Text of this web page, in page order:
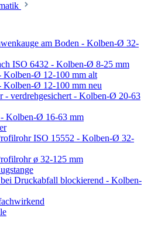
am Boden - Kolben-Ø 32-
ISO 6432 - Kolben-Ø 8-25 mm
Kolben-Ø 12-100 mm alt
Kolben-Ø 12-100 mm neu
- verdrehgesichert - Kolben-Ø 20-63
Kolben-Ø 16-63 mm
ISO 15552 - Kolben-Ø 32-
ø 32-125 mm
Druckabfall blockierend - Kolben-